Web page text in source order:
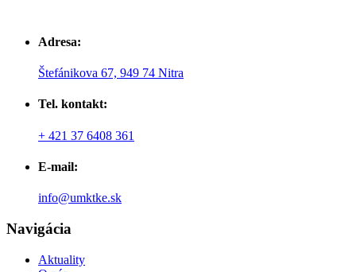
Adresa:
Štefánikova 67, 949 74 Nitra
Tel. kontakt:
+ 421 37 6408 361
E-mail:
info@umktke.sk
Navigácia
Aktuality